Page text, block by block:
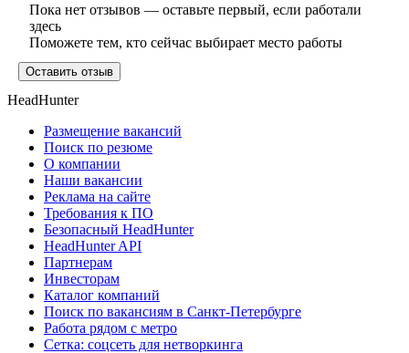
Пока нет отзывов — оставьте первый, если работали
здесь
Поможете тем, кто сейчас выбирает место работы
Оставить отзыв
HeadHunter
Размещение вакансий
Поиск по резюме
О компании
Наши вакансии
Реклама на сайте
Требования к ПО
Безопасный HeadHunter
HeadHunter API
Партнерам
Инвесторам
Каталог компаний
Поиск по вакансиям в Санкт-Петербурге
Работа рядом с метро
Сетка: соцсеть для нетворкинга